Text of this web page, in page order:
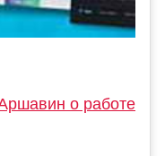
о работе